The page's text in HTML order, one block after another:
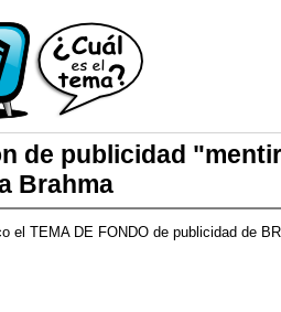
de publicidad
Brahma
el TEMA DE FONDO de publicidad de